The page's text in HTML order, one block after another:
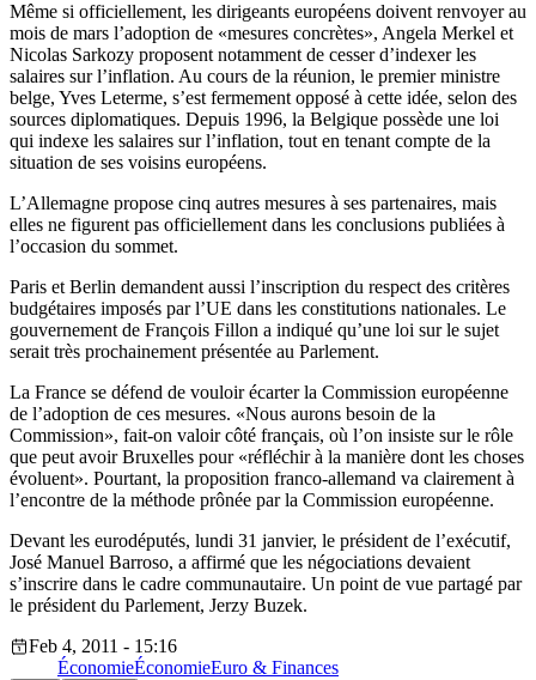
Même si officiellement, les dirigeants européens doivent renvoyer au
mois de mars l’adoption de «mesures concrètes», Angela Merkel et
Nicolas Sarkozy proposent notamment de cesser d’indexer les
salaires sur l’inflation. Au cours de la réunion, le premier ministre
belge, Yves Leterme, s’est fermement opposé à cette idée, selon des
sources diplomatiques. Depuis 1996, la Belgique possède une loi
qui indexe les salaires sur l’inflation, tout en tenant compte de la
situation de ses voisins européens.
L’Allemagne propose cinq autres mesures à ses partenaires, mais
elles ne figurent pas officiellement dans les conclusions publiées à
l’occasion du sommet.
Paris et Berlin demandent aussi l’inscription du respect des critères
budgétaires imposés par l’UE dans les constitutions nationales. Le
gouvernement de François Fillon a indiqué qu’une loi sur le sujet
serait très prochainement présentée au Parlement.
La France se défend de vouloir écarter la Commission européenne
de l’adoption de ces mesures. «Nous aurons besoin de la
Commission», fait-on valoir côté français, où l’on insiste sur le rôle
que peut avoir Bruxelles pour «réfléchir à la manière dont les choses
évoluent». Pourtant, la proposition franco-allemand va clairement à
l’encontre de la méthode prônée par la Commission européenne.
Devant les eurodéputés, lundi 31 janvier, le président de l’exécutif,
José Manuel Barroso, a affirmé que les négociations devaient
s’inscrire dans le cadre communautaire. Un point de vue partagé par
le président du Parlement, Jerzy Buzek.
Feb 4, 2011 - 15:16
ÉconomieÉconomieEuro & Finances